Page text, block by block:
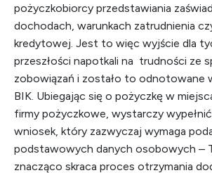
pożyczkobiorcy przedstawiania
dochodach, warunkach zatrudnienia
kredytowej. Jest to więc wyjście dla
przeszłości napotkali na trudności ze
zobowiązań i zostało to odnotowane
BIK. Ubiegając się o pożyczkę w
firmy pożyczkowe, wystarczy
wniosek, który zazwyczaj wymaga
podstawowych danych osobowych –
znacząco skraca proces otrzymania